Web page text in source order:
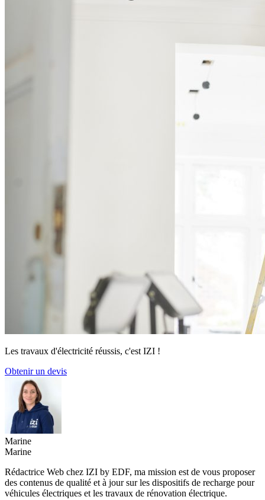
Les travaux d'électricité réussis, c'est IZI !
Obtenir un devis
Marine
Marine
Rédactrice Web chez IZI by EDF, ma mission est de vous proposer
des contenus de qualité et à jour sur les dispositifs de recharge pour
véhicules électriques et les travaux de rénovation électrique.